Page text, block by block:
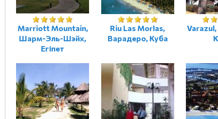
Marriott Mountain,
Шарм-Эль-Шэйх,
Егіпет
Riu Las Morlas,
Варадеро, Куба